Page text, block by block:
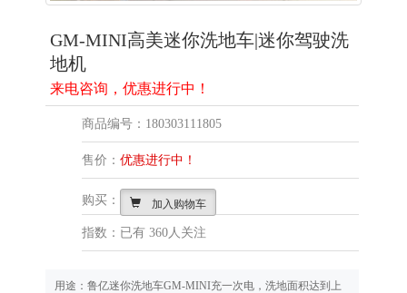
GM-MINI高美迷你洗地车|迷你驾驶洗
地机
来电咨询，优惠进行中！
商品编号：180303111805
售价： 优惠进行中！
购买： 加入购物车
指数：已有 360人关注
用途：鲁亿迷你洗地车GM-MINI充一次电，洗地面积达到上